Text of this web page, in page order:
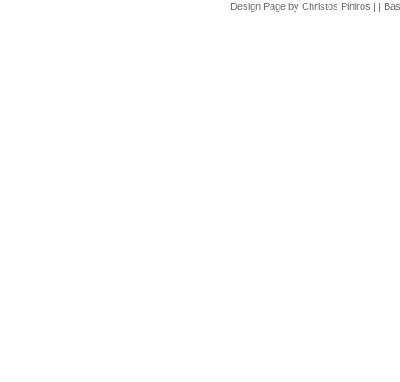
Design Page by Christos Piniros | |